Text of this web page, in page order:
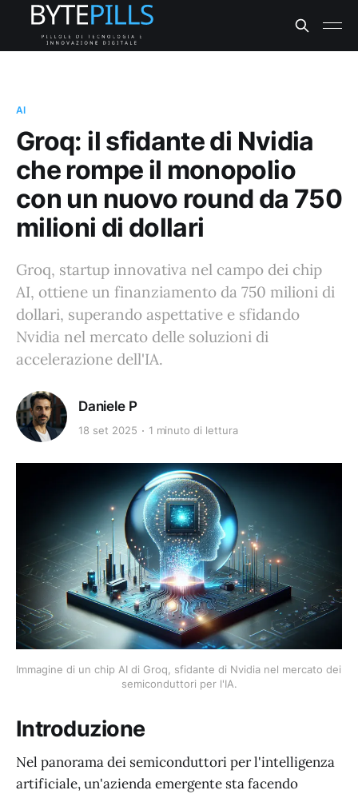
AI
Groq: il sfidante di Nvidia
che rompe il monopolio
con un nuovo round da 750
milioni di dollari
Groq, startup innovativa nel campo dei chip
AI, ottiene un finanziamento da 750 milioni di
dollari, superando aspettative e sfidando
Nvidia nel mercato delle soluzioni di
accelerazione dell'IA.
Daniele P
18 set 2025 1 minuto di lettura
Immagine di un chip AI di Groq, sfidante di Nvidia nel mercato dei
semiconduttori per l'IA.
Introduzione
Nel panorama dei semiconduttori per l'intelligenza
artificiale, un'azienda emergente sta facendo